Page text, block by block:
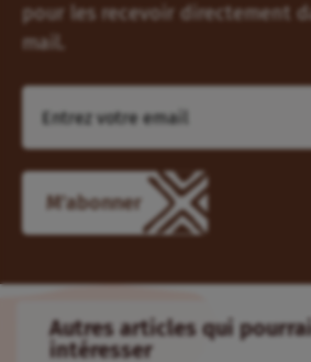
pour les recevoir directement
mail.
Autres articles qui
intéresser